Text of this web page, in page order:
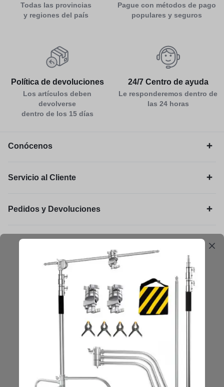
Todas las provincias
y regiones del país
Pague con métodos de pago
populares y seguros
Política de devoluciones
Los artículos deben
devolverse
dentro de los 15 días
24/7 Centro de ayuda
Le responderemos dentro de
las 24 horas
Conócenos
Servicio al Cliente
Pedidos y Devoluciones
Legal
Mantengámonos en contacto
Obtenga consejos, sugerencias, actualizaciones y más.
Mantenerse en Contacto